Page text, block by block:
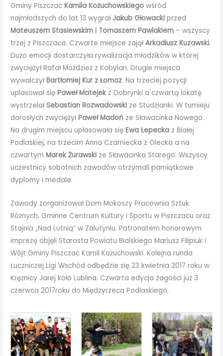
Gminy PiszczacKamila Kożuchowskiego wśród
najmłodszych do lat 13 wygrał Jakub Głowacki przed
Mateuszem Stasiewskim i Tomaszem Pawlakiem – wszyscy
trzej z Piszczaca. Czwarte miejsce zająłArkadiusz Kuzawski.
Dużo emocji dostarczyła rywalizacja młodzików w której
zwyciężył Rafał Moździeż z Kobylan. Drugie miejsca
wywalczyłBartłomiej Kur z Łomaz. Na trzeciej pozycji
uplasował sięPaweł Matejekz Dobrynki a czwartą lokatę
wystrzelałSebastian Rozwadowski ze Studzianki. W turnieju
dorosłych zwyciężyłPaweł Madoń ze Sławacinka Nowego.
Na drugim miejscu uplasowała sięEwa Łepecka z Białej
Podlaskiej, na trzecim Anna Czarniecka z Olecka a na
czwartymMarek Żurawski ze Sławacinka Starego. Wszyscy
uczestnicy sobotnich zawodów otrzymali pamiątkowe
dyplomy i medale.
Zawody zorganizował Dom Mokoszy Pracownia Sztuk
Różnych, Gminne Centrum Kultury i Sportu w Piszczacu oraz
Stajnia „Nad Lutnią” w Zalutyniu. Patronatem honorowym
imprezę objęli Starosta Powiatu Bialskiego Mariusz Filipiuk i
Wójt Gminy Piszczac Kamil Kożuchowski. Kolejna runda
Łuczniczej Ligi Wschód odbędzie się 23 kwietnia 2017 roku w
Krężnicy Jarej koło Lublina. Czwarta edycja zagości już 3
czerwca 2017roku do Międzyrzeca Podlaskiego.